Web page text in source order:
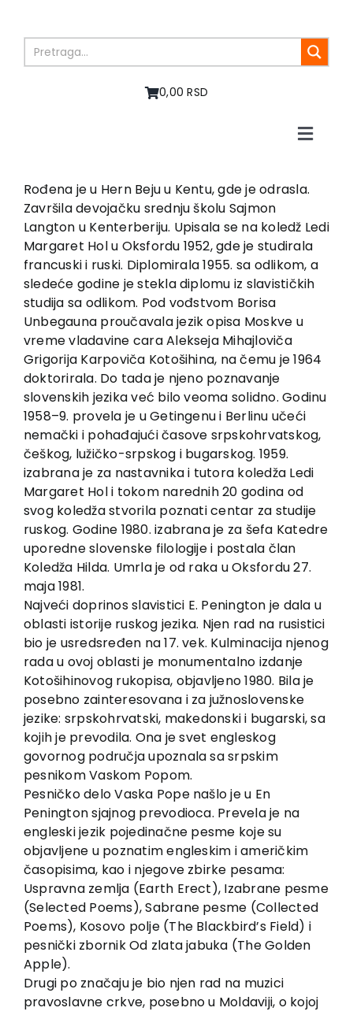
content
0,00 RSD
Toggle
O nama
Knjige
U pripremi
Akcija
Autori
Vesti
EU PROJEKTI
Kontakt
Rođena je u Hern Beju u Kentu, gde je odrasla.
Završila devojačku srednju školu Sajmon
Langton u Kenterberiju. Upisala se na koledž Ledi
Margaret Hol u Oksfordu 1952, gde je studirala
francuski i ruski. Diplomirala 1955. sa odlikom, a
sledeće godine je stekla diplomu iz slavističkih
studija sa odlikom. Pod vođstvom Borisa
Unbegauna proučavala jezik opisa Moskve u
vreme vladavine cara Alekseja Mihajloviča
Grigorija Karpoviča Kotošihina, na čemu je 1964
doktorirala. Do tada je njeno poznavanje
slovenskih jezika već bilo veoma solidno. Godinu
1958–9. provela je u Getingenu i Berlinu učeći
nemački i pohađajući časove srpskohrvatskog,
češkog, lužičko-srpskog i bugarskog. 1959.
izabrana je za nastavnika i tutora koledža Ledi
Margaret Hol i tokom narednih 20 godina od
svog koledža stvorila poznati centar za studije
ruskog. Godine 1980. izabrana je za šefa Katedre
uporedne slovenske filologije i postala član
Koledža Hilda. Umrla je od raka u Oksfordu 27.
maja 1981.
Najveći doprinos slavistici E. Penington je dala u
oblasti istorije ruskog jezika. Njen rad na rusistici
bio je usredsređen na 17. vek. Kulminacija njenog
rada u ovoj oblasti je monumentalno izdanje
Kotošihinovog rukopisa, objavljeno 1980. Bila je
posebno zainteresovana i za južnoslovenske
jezike: srpskohrvatski, makedonski i bugarski, sa
kojih je prevodila. Ona je svet engleskog
govornog područja upoznala sa srpskim
pesnikom Vaskom Popom.
Pesničko delo Vaska Pope našlo je u En
Penington sjajnog prevodioca. Prevela je na
engleski jezik pojedinačne pesme koje su
objavljene u poznatim engleskim i američkim
časopisima, kao i njegove zbirke pesama:
Uspravna zemlja (Earth Erect), Izabrane pesme
(Selected Poems), Sabrane pesme (Collected
Poems), Kosovo polje (The Blackbird’s Field) i
pesnički zbornik Od zlata jabuka (The Golden
Apple).
Drugi po značaju je bio njen rad na muzici
pravoslavne crkve, posebno u Moldaviji, o kojoj